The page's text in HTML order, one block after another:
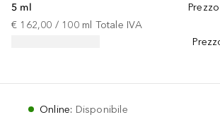
5 ml
€ 162,00 / 100 ml Totale IVA
Online: Disponibile